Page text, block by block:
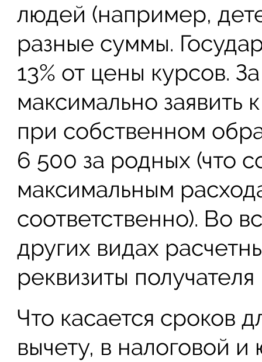
людей (например,
разные суммы.
13% от цены курсов.
максимально заявить
при собственном
6 500 за родных (что
максимальным
соответственно). Во
других видах
реквизиты получателя
Что касается сроков
вычету, в налоговой